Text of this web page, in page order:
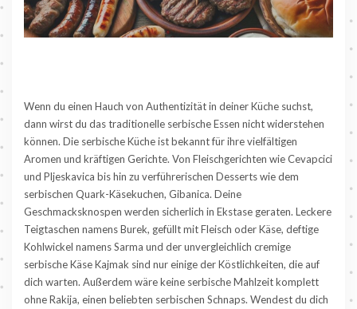
Wenn du einen Hauch von Authentizität in deiner Küche suchst,
dann wirst du das traditionelle serbische Essen nicht widerstehen
können. Die serbische Küche ist bekannt für ihre vielfältigen
Aromen und kräftigen Gerichte. Von Fleischgerichten wie Cevapcici
und Pljeskavica bis hin zu verführerischen Desserts wie dem
serbischen Quark-Käsekuchen, Gibanica. Deine
Geschmacksknospen werden sicherlich in Ekstase geraten. Leckere
Teigtaschen namens Burek, gefüllt mit Fleisch oder Käse, deftige
Kohlwickel namens Sarma und der unvergleichlich cremige
serbische Käse Kajmak sind nur einige der Köstlichkeiten, die auf
dich warten. Außerdem wäre keine serbische Mahlzeit komplett
ohne Rakija, einen beliebten serbischen Schnaps. Wendest du dich